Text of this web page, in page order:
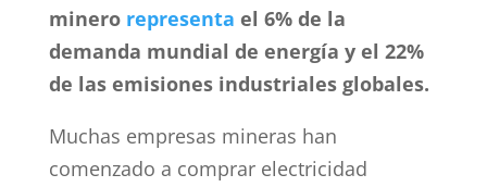
minero representa el 6% de la
demanda mundial de energía y el 22%
de las emisiones industriales globales.
Muchas empresas mineras han
comenzado a comprar electricidad